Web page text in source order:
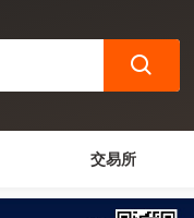
交易所